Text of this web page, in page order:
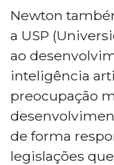
Newton
a USP
ao
inteligência
preocupação
de forma
legislações